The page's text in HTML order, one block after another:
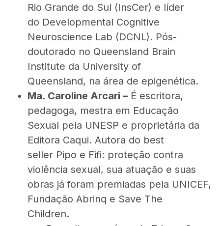
Rio Grande do Sul (InsCer) e líder
do Developmental Cognitive
Neuroscience Lab (DCNL). Pós-
doutorado no Queensland Brain
Institute da University of
Queensland, na área de epigenética.
Ma. Caroline Arcari – É escritora,
pedagoga, mestra em Educação
Sexual pela UNESP e proprietária da
Editora Caqui. Autora do best
seller Pipo e Fifi: proteção contra
violência sexual, sua atuação e suas
obras já foram premiadas pela UNICEF,
Fundação Abrinq e Save The
Children.